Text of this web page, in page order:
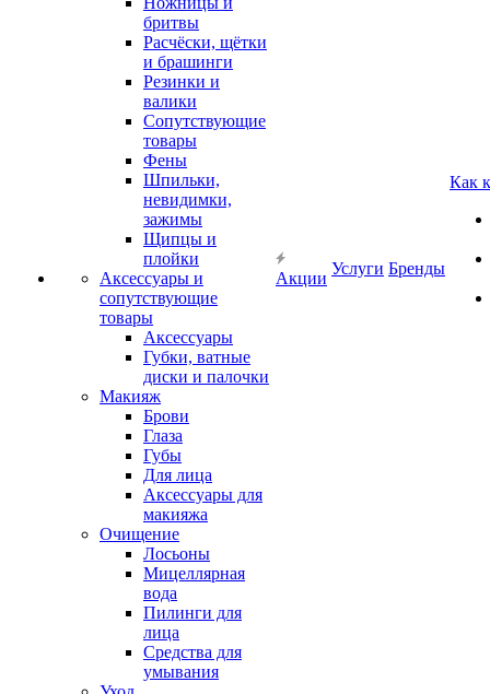
бритвы
Расчёски, щётки
и брашинги
Резинки и
валики
Сопутствующие
товары
Фены
Шпильки,
невидимки,
зажимы
Щипцы и
плойки
Аксессуары и
сопутствующие
товары
Аксессуары
Губки, ватные
диски и палочки
Макияж
Брови
Глаза
Губы
Для лица
Аксессуары для
макияжа
Очищение
Лосьоны
Мицеллярная
вода
Пилинги для
лица
Средства для
умывания
Акции
Услуги Бренды
Как